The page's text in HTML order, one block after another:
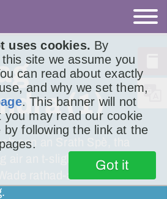
uses cookies. By
site we assume you
can read about exactly
and why we set them,
. This banner will not
you may read our cookie
by following the link at the
Got it
(1)
ann an Srath Spè, tha
air an t-slighe far an do
rathad-airm anns an